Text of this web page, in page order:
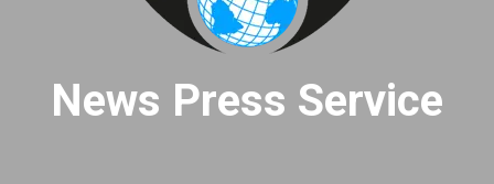
News Press Service